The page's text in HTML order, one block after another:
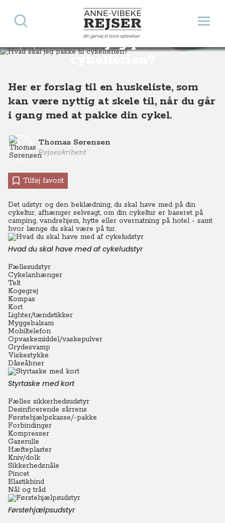
Anne-Vibeke Rejser
din genvej til store oplevelser
Åbn
Søg
Hvad skal jeg pakke til
cykelferien?
Rejsetips Hvad skal jeg pakke til cykelferien?
Her er forslag til en huskeliste, som
kan være nyttig at skele til, når du går
i gang med at pakke din cykel.
Thomas Sørensen
Rejseskribent
Tilføj favorit
Det udstyr og den beklædning, du skal have med på din
cykeltur, afhænger selvsagt, om din cykeltur er baseret på
camping, vandrehjem, hytte eller overnatning på hotel - samt
hvor længe du skal være på tur.
Hvad du skal have med af cykeludstyr
Fællesudstyr
Cykelanhænger
Telt
Kogegrej
Kompas
Kort
Lighter/tændstikker
Myggebalsam
Mobiltelefon
Opvaskemiddel/vaskepulver
Grydesvamp
Viskestykke
Dåseåbner
Styrtaske med kort
Fælles sikkerhedsudstyr
Desinficerende sårrens
Førstehjælpskasse/-pakke
Forbindinger
Kompresser
Gazerulle
Hæfteplaster
Kniv/dolk
Sikkerhedsnåle
Pincet
Elastikbind
Nål og tråd
Førstehjælpsudstyr